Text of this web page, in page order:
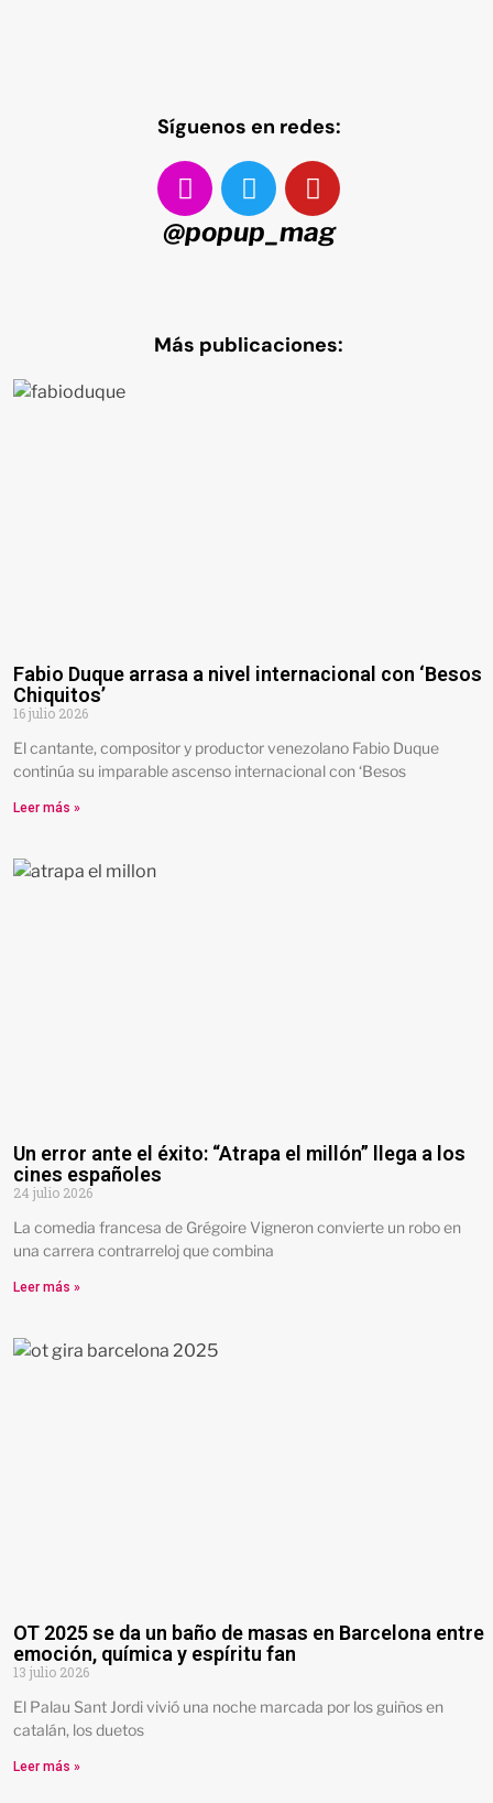
Síguenos en redes:
@popup_mag
Más publicaciones:
Fabio Duque arrasa a nivel internacional con ‘Besos
Chiquitos’
16 julio 2026
El cantante, compositor y productor venezolano Fabio Duque
continúa su imparable ascenso internacional con ‘Besos
Leer más »
Un error ante el éxito: “Atrapa el millón” llega a los
cines españoles
24 julio 2026
La comedia francesa de Grégoire Vigneron convierte un robo en
una carrera contrarreloj que combina
Leer más »
OT 2025 se da un baño de masas en Barcelona entre
emoción, química y espíritu fan
13 julio 2026
El Palau Sant Jordi vivió una noche marcada por los guiños en
catalán, los duetos
Leer más »